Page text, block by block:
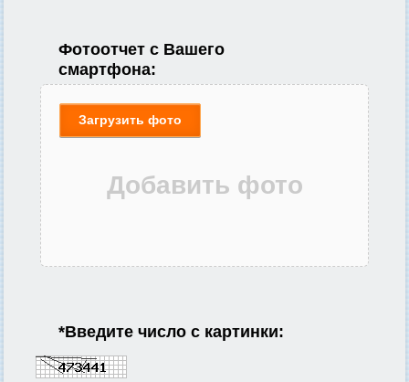
Фотоотчет с Вашего
смартфона:
Загрузить фото
*Введите число с картинки: